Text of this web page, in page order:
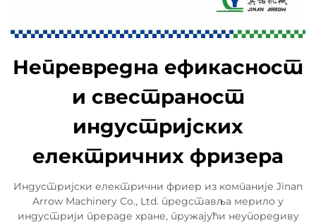
Непревредна ефикасност
и свестраност
индустријских
електричних фризера
Индустријски електрични фриер из компаније Jinan
Arrow Machinery Co., Ltd. представља мерило у
индустрији прераде хране, пружајући неупоредиву